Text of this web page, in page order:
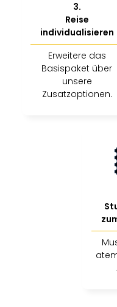
3.
Reise
individualisieren
Erweitere das
Basispaket über
unsere
Zusatzoptionen.